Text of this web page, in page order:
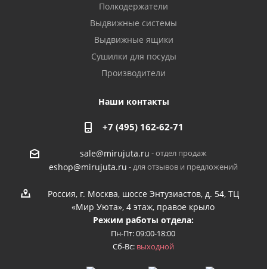
Полкодержатели
Выдвижные системы
Выдвижные ящики
Сушилки для посуды
Производители
Наши контакты
+7 (495) 162-62-71
sale@mirujuta.ru - отдел продаж
eshop@mirujuta.ru - для отзывов и предложений
Россия, г. Москва, шоссе Энтузиастов, д. 54, ТЦ
«Мир Уюта», 4 этаж, правое крыло
Режим работы отдела:
Пн-Пт: 09:00-18:00
Сб-Вс: выходной